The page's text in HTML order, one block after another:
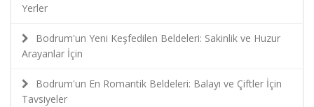
Yerler
Bodrum'un Yeni Keşfedilen Beldeleri: Sakinlik ve Huzur
Arayanlar İçin
Bodrum'un En Romantik Beldeleri: Balayı ve Çiftler İçin
Tavsiyeler